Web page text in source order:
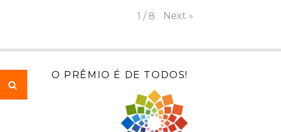
1 / 8 Next »
O PRÊMIO É DE TODOS!